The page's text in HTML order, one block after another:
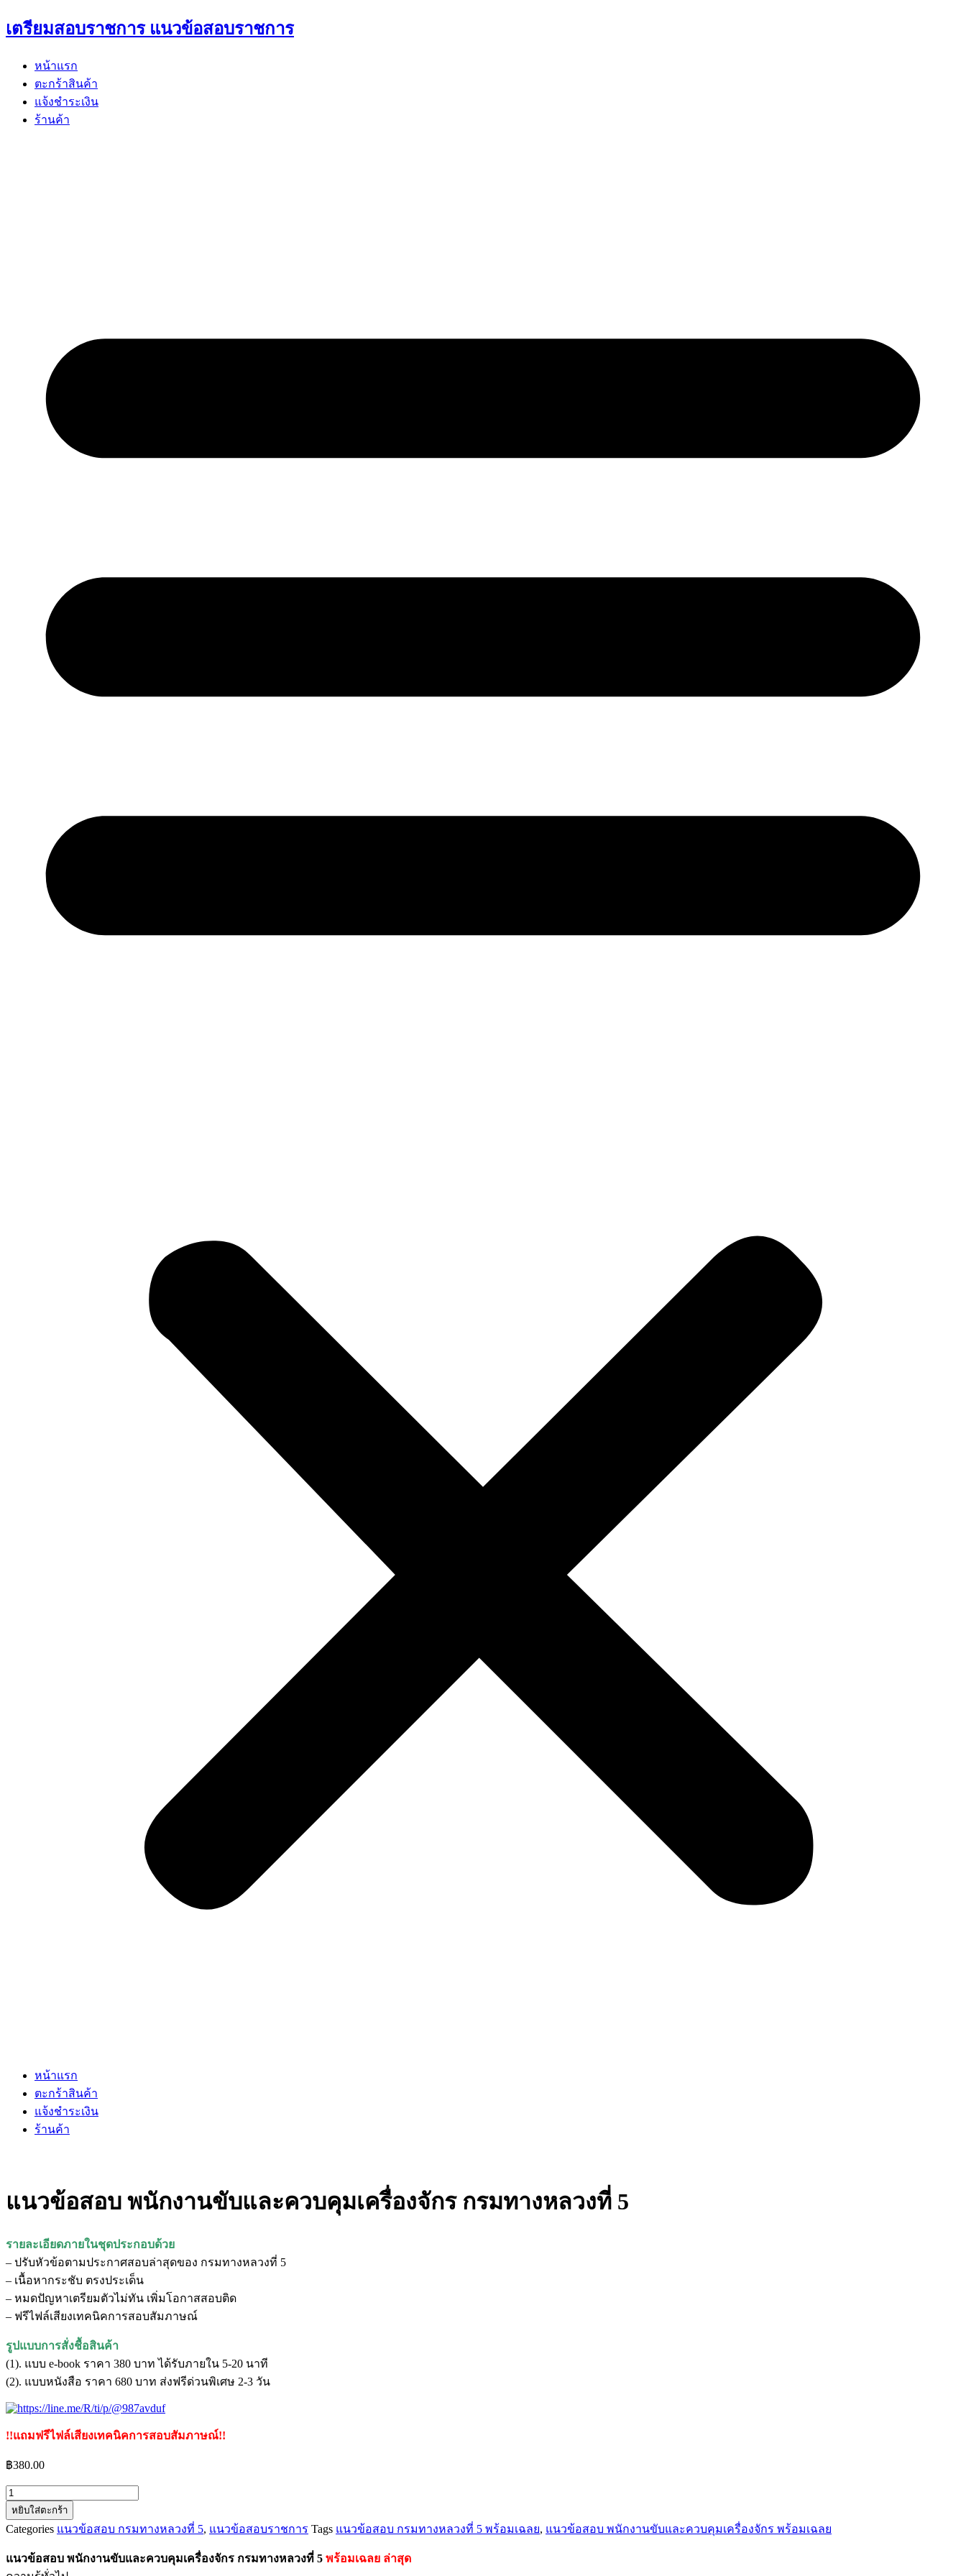
Skip
to
เตรียมสอบราชการ แนวข้อสอบราชการ
หน้าแรก
ตะกร้าสินค้า
แจ้งชำระเงิน
ร้านค้า
หน้าแรก
ตะกร้าสินค้า
แจ้งชำระเงิน
ร้านค้า
แนวข้อสอบ พนักงานขับและควบคุมเครื่องจักร กรมทางหลวงที่ 5
รายละเอียดภายในชุดประกอบด้วย
– ปรับหัวข้อตามประกาศสอบล่าสุดของ กรมทางหลวงที่ 5
– เนื้อหากระชับ ตรงประเด็น
– หมดปัญหาเตรียมตัวไม่ทัน เพิ่มโอกาสสอบติด
– ฟรีไฟล์เสียงเทคนิคการสอบสัมภาษณ์
รูปแบบการสั่งชื้อสินค้า
(1). แบบ e-book ราคา 380 บาท ได้รับภายใน 5-20 นาที
(2). แบบหนังสือ ราคา 680 บาท ส่งฟรีด่วนพิเศษ 2-3 วัน
!!แถมฟรีไฟล์เสียงเทคนิคการสอบสัมภาษณ์!!
฿380.00
จำนวน
แนว
ข้อสอบ
ขับ
หยิบใส่ตะกร้า
Categories แนวข้อสอบ กรมทางหลวงที่ 5, แนวข้อสอบราชการ Tags แนวข้อสอบ กรมทางหลวงที่ 5 พร้อมเฉลย, แนวข้อสอบ พนักงานขับและควบคุมเครื่องจักร พร้อมเฉลย
แนวข้อสอบ พนักงานขับและควบคุมเครื่องจักร กรมทางหลวงที่ 5 พร้อมเฉลย ล่าสุด